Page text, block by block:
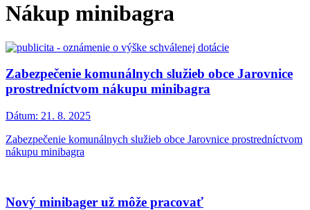
Nákup minibagra
Zabezpečenie komunálnych služieb obce Jarovnice
prostredníctvom nákupu minibagra
Dátum: 21. 8. 2025
Zabezpečenie komunálnych služieb obce Jarovnice prostredníctvom
nákupu minibagra
Nový minibager už môže pracovať